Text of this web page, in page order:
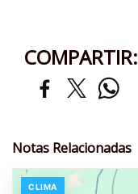
COMPARTIR:
Notas Relacionadas
CLIMA